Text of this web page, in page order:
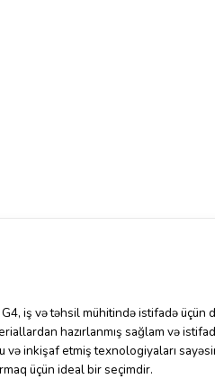
iş və təhsil mühitində istifadə
hazırlanmış sağlam və
və inkişaf etmiş texnologiyaları
üçün ideal bir seçimdir.